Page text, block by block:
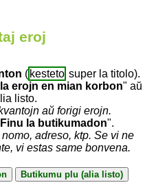
eroj
( kesteto super la titolo).
la erojn en mian korbon" aŭ
listo.
aŭ forigi erojn.
Finu la butikumadon".
adreso, ktp. Se vi ne
vi estas same bonvena.